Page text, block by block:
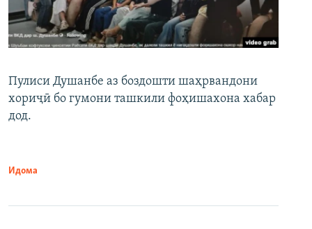
Пулиси Душанбе аз боздошти шаҳрвандони
хориҷӣ бо гумони ташкили фоҳишахона хабар
дод.
Идома